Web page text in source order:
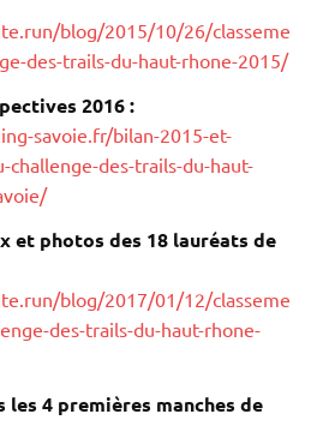
blog/2015/10/26/classeme
des-trails-du-haut-rhone-2015/
2016 :
savoie.fr/bilan-2015-et-
challenge-des-trails-du-haut-
et photos des 18 lauréats de
blog/2017/01/12/classeme
des-trails-du-haut-rhone-
les 4 premières manches de